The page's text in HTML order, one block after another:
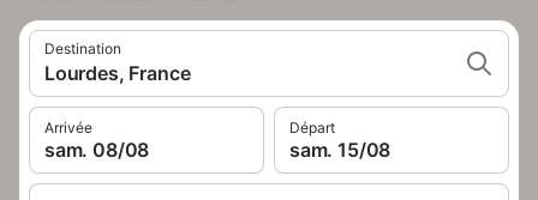
Destination
Lourdes, France
Arrivée
sam. 08/08
Départ
sam. 15/08